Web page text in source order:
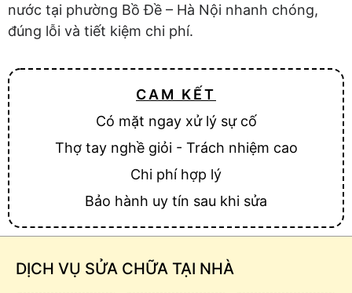
nước tại phường Bồ Đề – Hà Nội nhanh chóng,
đúng lỗi và tiết kiệm chi phí.
CAM KẾT
Có mặt ngay xử lý sự cố
Thợ tay nghề giỏi - Trách nhiệm cao
Chi phí hợp lý
Bảo hành uy tín sau khi sửa
DỊCH VỤ SỬA CHỮA TẠI NHÀ